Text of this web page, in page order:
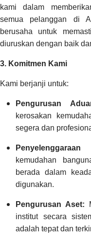
kami dalam
semua pelanggan di
berusaha untuk
diuruskan dengan baik
3. Komitmen Kami
Kami berjanji untuk:
Pengurusan
kerosakan
segera dan
Penyelenggaraan
kemudahan
berada dalam
digunakan.
Pengurusan Aset:
institut secara
adalah tepat dan